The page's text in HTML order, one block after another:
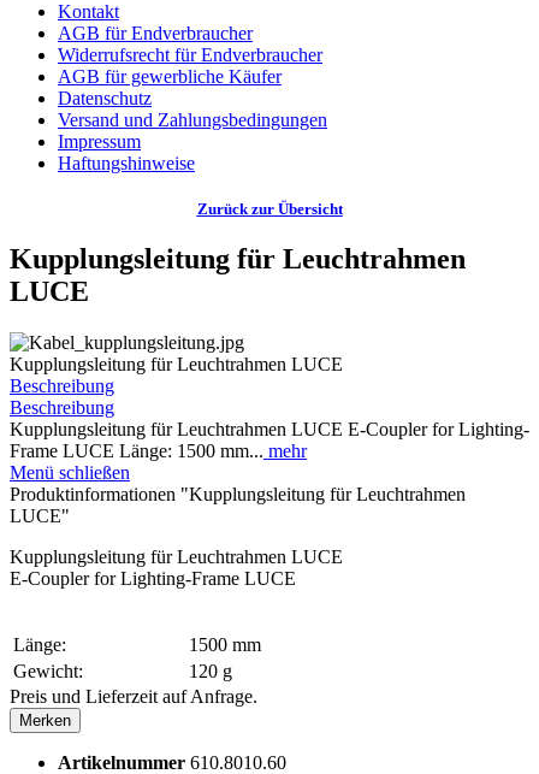
Kontakt
AGB für Endverbraucher
Widerrufsrecht für Endverbraucher
AGB für gewerbliche Käufer
Datenschutz
Versand und Zahlungsbedingungen
Impressum
Haftungshinweise
Zurück zur Übersicht
Kupplungsleitung für Leuchtrahmen
LUCE
Kupplungsleitung für Leuchtrahmen LUCE
Beschreibung
Beschreibung
Kupplungsleitung für Leuchtrahmen LUCE E-Coupler for Lighting-
Frame LUCE Länge: 1500 mm... mehr
Menü schließen
Produktinformationen "Kupplungsleitung für Leuchtrahmen
LUCE"
Kupplungsleitung für Leuchtrahmen LUCE
E-Coupler for Lighting-Frame LUCE
Länge:
1500 mm
Gewicht:
120 g
Preis und Lieferzeit auf Anfrage.
Merken
Artikelnummer 610.8010.60